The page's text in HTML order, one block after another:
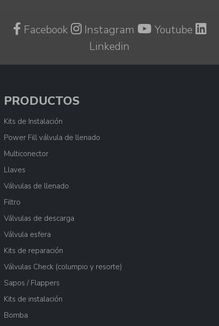
Facebook Instagram
Youtube
Linkedin
PRODUCTOS
Kits de Instalación
Power Fill válvula de llenado
Multiconector
Llaves
Válvulas de llenado
Filtro
Válvulas de descarga
Válvula esfera
Kits de reparación
Válvulas Check (columpio y resorte)
Sapos / Flappers
Kits de instalación
Bomba